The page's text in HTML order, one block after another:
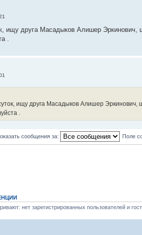
ищу друга Масадыков Алишер Эркинович,
.
ищу друга Масадыков Алишер Эркинович,
.
сообщения за: Поле
нет зарегистрированных пользователей и